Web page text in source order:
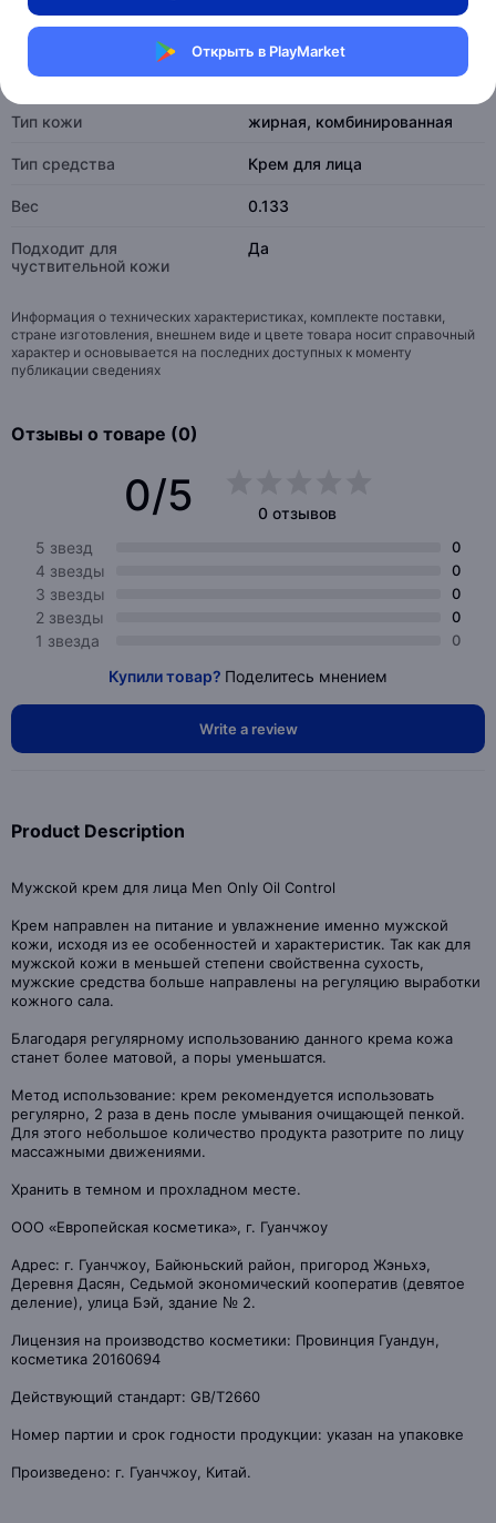
Открыть в PlayMarket
Эффект
очищение, увлажнение,
Страна изготовитель Гонконг
Тип кожи жирная, комбинированная
Тип средства Крем для лица
Вес 0.133
Подходит для
чуствительной кожи
Да
Информация о технических характеристиках, комплекте поставки,
стране изготовления, внешнем виде и цвете товара носит справочный
характер и основывается на последних доступных к моменту
публикации сведениях
Отзывы о товаре (0)
0/5
0 отзывов
5 звезд
0
4 звезды 0
3 звезды 0
2 звезды 0
1 звезда 0
Купили товар? Поделитесь мнением
Write a review
Product Description
Мужской крем для лица Men Only Oil Control
Крем направлен на питание и увлажнение именно мужской
кожи, исходя из ее особенностей и характеристик. Так как для
мужской кожи в меньшей степени свойственна сухость,
мужские средства больше направлены на регуляцию выработки
кожного сала.
Благодаря регулярному использованию данного крема кожа
станет более матовой, а поры уменьшатся.
Метод использование: крем рекомендуется использовать
регулярно, 2 раза в день после умывания очищающей пенкой.
Для этого небольшое количество продукта разотрите по лицу
массажными движениями.
Хранить в темном и прохладном месте.
ООО «Европейская косметика», г. Гуанчжоу
Адрес: г. Гуанчжоу, Байюньский район, пригород Жэньхэ,
Деревня Дасян, Седьмой экономический кооператив (девятое
деление), улица Бэй, здание № 2.
Лицензия на производство косметики: Провинция Гуандун,
косметика 20160694
Действующий стандарт: GB/T2660
Номер партии и срок годности продукции: указан на упаковке
Произведено: г. Гуанчжоу, Китай.